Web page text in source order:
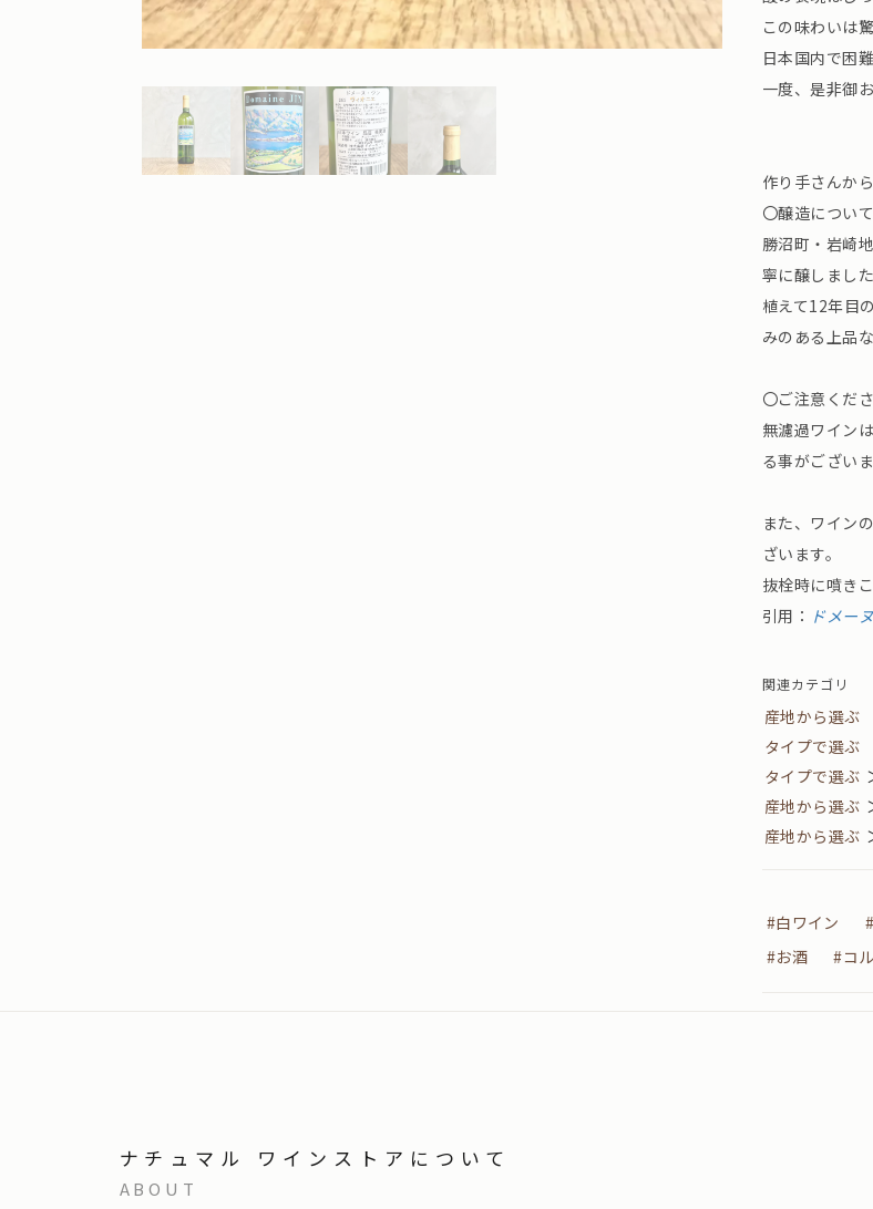
この味わいは
日本国内で困
一度、是非御
作り手さんから
〇醸造について
勝沼町・岩崎
寧に醸しました
植えて12年目
みのある上品
〇ご注意くだ
無濾過ワイン
る事がございま
また、ワイン
ざいます。
抜栓時に噴き
引用： ドメー
関連カテゴリ
産地から選ぶ
タイプで選ぶ
タイプで選ぶ
産地から選ぶ
産地から選ぶ
#白ワイン
#お酒
#コ
ナチュマル ワインストアについて
ABOUT